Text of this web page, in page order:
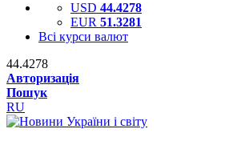
USD 44.4278
EUR 51.3281
Всі курси валют
44.4278
Авторизація
Пошук
RU